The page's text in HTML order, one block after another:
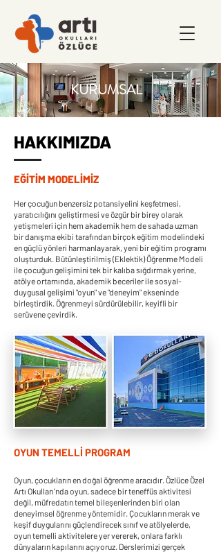
KURUMSAL
HAKKIMIZDA
EĞİTİM MODELİMİZ
Her çocuğun benzersiz potansiyelini keşfetmesi,
yaratıcılığını geliştirmesi ve özgür bir birey olarak
yetişmeleri için hem akademik hem de sahada uzman
bir danışma ekibi tarafından birçok eğitim modelindeki
en güçlü yönleri harmanlayarak, yeni bir eğitim programı
oluşturduk. Bütünleştirilmiş (Eklektik) Öğrenme Modeli
ile çocuğun gelişimini tek bir kalıba sığdırmak yerine,
atölye ortamında, akademik beceriler ile sosyal-
duygusal gelişimi "oyun" ve "deneyim" ekseninde
birleştirdik. Öğrenmeyi sürdürülebilir, keyifli bir
serüvene çevirdik.
OYUN TEMELLİ PROGRAM
Oyun, çocukların en doğal öğrenme aracıdır. Özlüce Özel
Artı Okulları’nda oyun, sadece bir teneffüs aktivitesi
değil, müfredatın temel bileşenlerinden biri olan
deneyimsel öğrenme yöntemidir. Çocukların merak ve
keşif duygularını güçlendirecek sınıf ve atölyelerde,
oyun temelli aktivitelere yer vererek, onlara farklı
dünyaların kapılarını açıyoruz. Derslerimizi gerçek